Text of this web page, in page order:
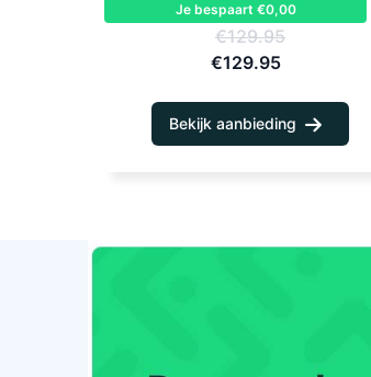
Je bespaart €0,00
€129.95
€129.95
Bekijk aanbieding